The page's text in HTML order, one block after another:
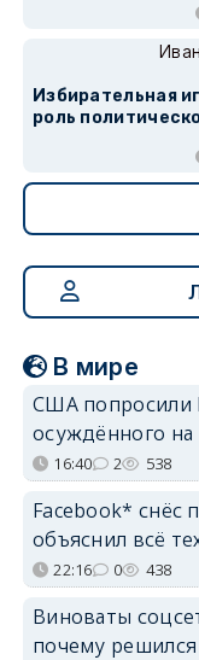
Избирательная
роль
В мире
США попросили
осуждённого на
16:40 2 538
Facebook* снёс
объяснил всё
22:16 0 438
Виноваты
почему